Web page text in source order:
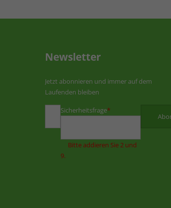
Newsletter
Jetzt abonnieren und immer auf dem
Laufenden bleiben
Sicherheitsfrage*
Bitte addieren Sie 2 und
9.